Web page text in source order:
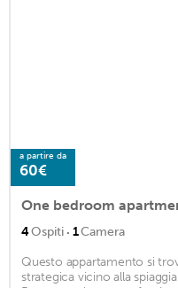
a partire da
60€
4Ospiti · 1Camera
Questo appartamento si
strategica vicino alla